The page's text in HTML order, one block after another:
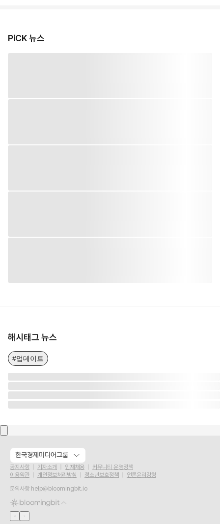
PiCK 뉴스
해시태그 뉴스
#업데이트
한국경제미디어그룹
공지사항 기자소개 인재채용
커뮤니티 운영정책
이용약관
개인정보처리방침 청소년보호정책
언론윤리강령
문의사항 help@bloomingbit.io